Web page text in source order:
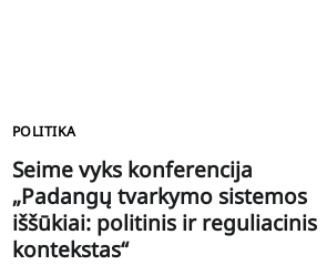
POLITIKA
Seime vyks konferencija
„Padangų tvarkymo sistemos
iššūkiai: politinis ir reguliacinis
kontekstas“